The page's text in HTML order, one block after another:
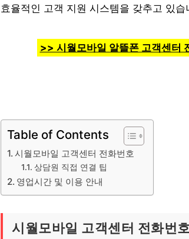
효율적인 고객 지원 시스템을 갖추고 있습
>> 시월모바일 알뜰폰 고객센터
Table of Contents
시월모바일 고객센터 전화번호
상담원 직접 연결 팁
영업시간 및 이용 안내
시월모바일 고객센터 전화번호